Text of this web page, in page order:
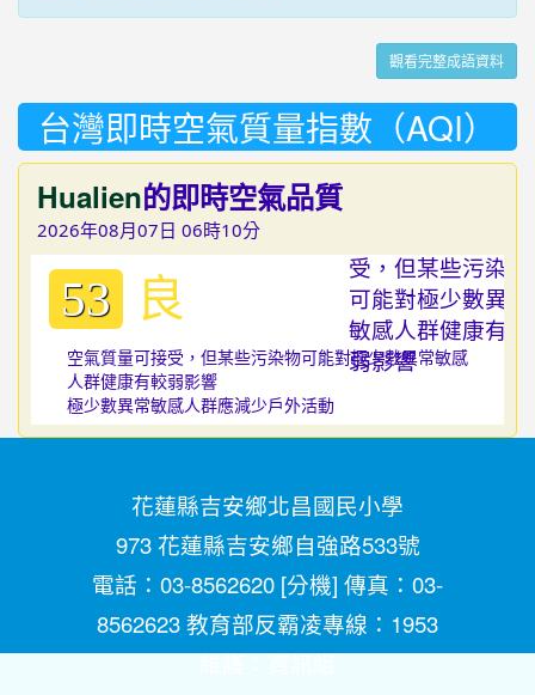
觀看完整成語資料
台灣即時空氣質量指數（AQI）
Hualien的即時空氣品質
2026年08月07日 06時10分
53 良
空氣質量可接受，但某些污染物可能對極少數異常敏感
人群健康有較弱影響
極少數異常敏感人群應減少戶外活動
花蓮縣吉安鄉北昌國民小學
973 花蓮縣吉安鄉自強路533號
電話：03-8562620 [分機] 傳真：03-
8562623 教育部反霸凌專線：1953
維護：資訊組